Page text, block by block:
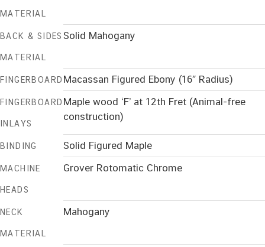
MATERIAL
BACK & SIDES
MATERIAL
Solid Mahogany
FINGERBOARD Macassan Figured Ebony (16″ Radius)
FINGERBOARD
INLAYS
Maple wood ‘F’ at 12th Fret (Animal-free
construction)
BINDING Solid Figured Maple
MACHINE
HEADS
Grover Rotomatic Chrome
NECK
MATERIAL
Mahogany